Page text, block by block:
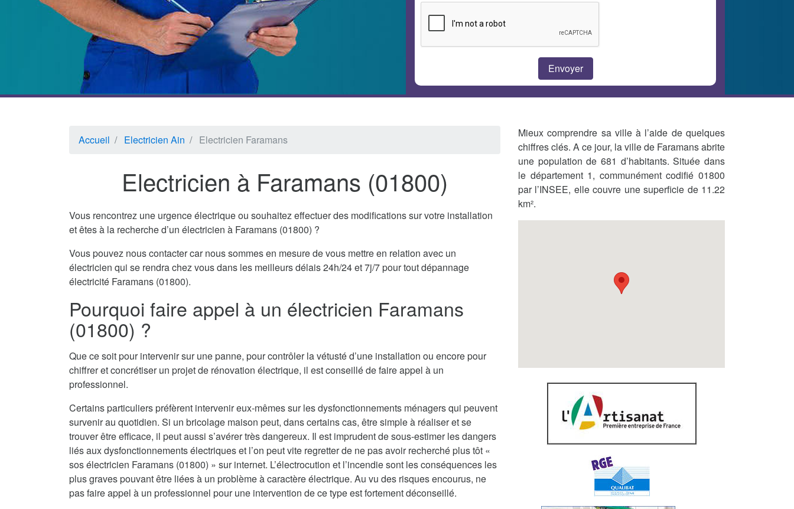
Accueil Electricien Ain Electricien Faramans
Electricien à Faramans (01800)
Vous rencontrez une urgence électrique ou souhaitez effectuer des modifications sur votre installation
et êtes à la recherche d’un électricien à Faramans (01800) ?
Vous pouvez nous contacter car nous sommes en mesure de vous mettre en relation avec un
électricien qui se rendra chez vous dans les meilleurs délais 24h/24 et 7j/7 pour tout dépannage
électricité Faramans (01800).
Pourquoi faire appel à un électricien Faramans
(01800) ?
Que ce soit pour intervenir sur une panne, pour contrôler la vétusté d’une installation ou encore pour
chiffrer et concrétiser un projet de rénovation électrique, il est conseillé de faire appel à un
professionnel.
Certains particuliers préfèrent intervenir eux-mêmes sur les dysfonctionnements ménagers qui peuvent
survenir au quotidien. Si un bricolage maison peut, dans certains cas, être simple à réaliser et se
trouver être efficace, il peut aussi s’avérer très dangereux. Il est imprudent de sous-estimer les dangers
liés aux dysfonctionnements électriques et l’on peut vite regretter de ne pas avoir recherché plus tôt «
sos électricien Faramans (01800) » sur internet. L’électrocution et l’incendie sont les conséquences les
plus graves pouvant être liées à un problème à caractère électrique. Au vu des risques encourus, ne
pas faire appel à un professionnel pour une intervention de ce type est fortement déconseillé.
Mieux comprendre sa ville à l’aide de quelques
chiffres clés. A ce jour, la ville de Faramans abrite
une population de 681 d’habitants. Située dans
le département 1, communément codifié 01800
par l’INSEE, elle couvre une superficie de 11.22
km².